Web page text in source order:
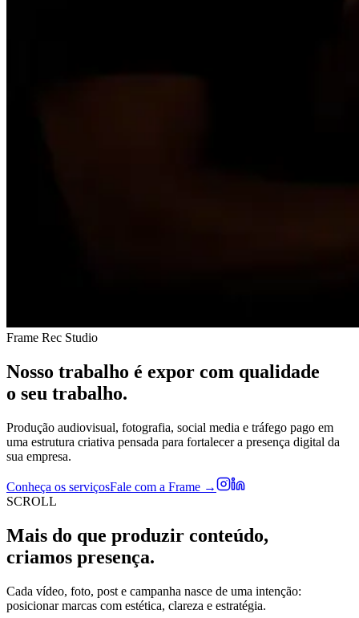
Frame Rec Studio
Nosso trabalho é expor com qualidade
o seu trabalho.
Produção audiovisual, fotografia, social media e tráfego pago em
uma estrutura criativa pensada para fortalecer a presença digital da
sua empresa.
Conheça os serviçosFale com a Frame →
SCROLL
Mais do que produzir conteúdo,
criamos presença.
Cada vídeo, foto, post e campanha nasce de uma intenção:
posicionar marcas com estética, clareza e estratégia.